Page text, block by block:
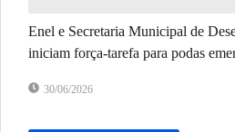
Enel e Secretaria Municipal de
iniciam força-tarefa para podas
30/06/2026